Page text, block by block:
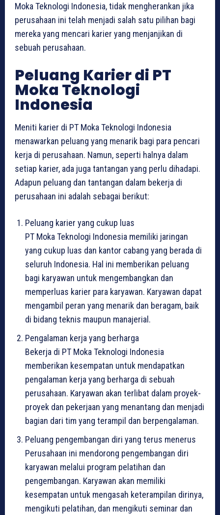
Moka Teknologi Indonesia, tidak mengherankan jika
perusahaan ini telah menjadi salah satu pilihan bagi
mereka yang mencari karier yang menjanjikan di
sebuah perusahaan.
Peluang Karier di PT
Moka Teknologi
Indonesia
Meniti karier di PT Moka Teknologi Indonesia
menawarkan peluang yang menarik bagi para pencari
kerja di perusahaan. Namun, seperti halnya dalam
setiap karier, ada juga tantangan yang perlu dihadapi.
Adapun peluang dan tantangan dalam bekerja di
perusahaan ini adalah sebagai berikut:
Peluang karier yang cukup luas
PT Moka Teknologi Indonesia memiliki jaringan
yang cukup luas dan kantor cabang yang berada di
seluruh Indonesia. Hal ini memberikan peluang
bagi karyawan untuk mengembangkan dan
memperluas karier para karyawan. Karyawan dapat
mengambil peran yang menarik dan beragam, baik
di bidang teknis maupun manajerial.
Pengalaman kerja yang berharga
Bekerja di PT Moka Teknologi Indonesia
memberikan kesempatan untuk mendapatkan
pengalaman kerja yang berharga di sebuah
perusahaan. Karyawan akan terlibat dalam proyek-
proyek dan pekerjaan yang menantang dan menjadi
bagian dari tim yang terampil dan berpengalaman.
Peluang pengembangan diri yang terus menerus
Perusahaan ini mendorong pengembangan diri
karyawan melalui program pelatihan dan
pengembangan. Karyawan akan memiliki
kesempatan untuk mengasah keterampilan dirinya,
mengikuti pelatihan, dan mengikuti seminar dan